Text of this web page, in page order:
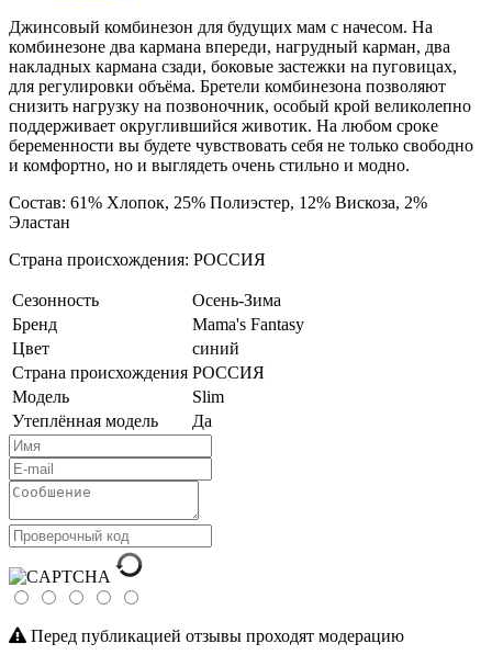
Джинсовый комбинезон для будущих мам с начесом. На
комбинезоне два кармана впереди, нагрудный карман, два
накладных кармана сзади, боковые застежки на пуговицах,
для регулировки объёма. Бретели комбинезона позволяют
снизить нагрузку на позвоночник, особый крой великолепно
поддерживает округлившийся животик. На любом сроке
беременности вы будете чувствовать себя не только свободно
и комфортно, но и выглядеть очень стильно и модно.
Состав: 61% Хлопок, 25% Полиэстер, 12% Вискоза, 2%
Эластан
Страна происхождения: РОССИЯ
Сезонность
Осень-Зима
Бренд
Mama's Fantasy
Цвет
синий
Страна происхождения РОССИЯ
Модель
Slim
Утеплённая модель
Да
Перед публикацией отзывы проходят модерацию